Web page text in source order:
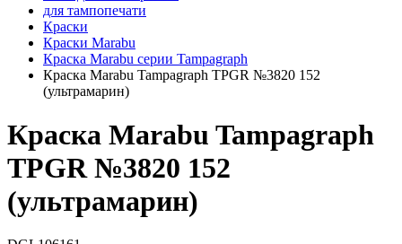
для тампопечати
Краски
Краски Marabu
Краска Marabu серии Tampagraph
Краска Marabu Tampagraph TPGR №3820 152
(ультрамарин)
Краска Marabu Tampagraph
TPGR №3820 152
(ультрамарин)